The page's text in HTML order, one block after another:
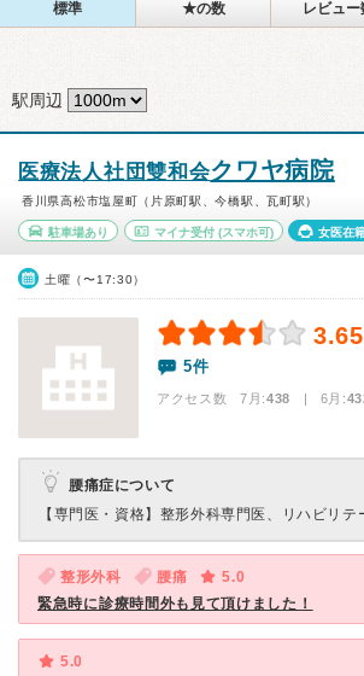
標準 ★の数 レビュー
駅周辺
医療法人社団雙和会クワヤ病院
香川県高松市塩屋町（片原町駅、今橋駅、瓦町駅）
駐車場あり マイナ受付(スマホ可) 女医在
土曜（〜17:30）
3.65
5件
アクセス数 7月:438 | 6月:
腰痛症について
【専門医・資格】 整形外科専門医、リハビリテ
整形外科 腰痛
5.0
緊急時に診療時間外も見て頂けました！
5.0